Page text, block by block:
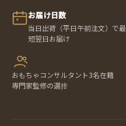
お届け日数
当日出荷（平日午前注文）で最
短翌日お届け
おもちゃコンサルタント3名在籍
専門家監修の選抟